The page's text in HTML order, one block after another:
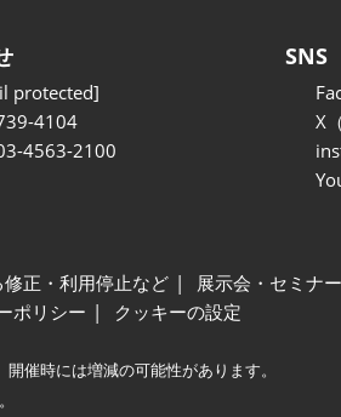
protected]
4104
4563-2100
SNS
X
正・利用停止など 展示会・セミナ
ポリシー クッキーの設定
催時には増減の可能性があります。